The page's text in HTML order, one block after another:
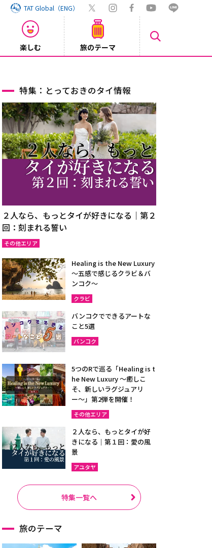
TAT Global（ENG）
楽しむ 旅のテーマ
特集：とっておきのタイ情報
２人なら、もっとタイが好きになる｜第２
回：刻まれる誓い
その他エリア
Healing is the New Luxury
～五感で感じるクラビ＆バ
ンコク～
クラビ
バンコクでできるアートな
こと5選
バンコク
5つのRで巡る「Healing is t
he New Luxury ～癒しこ
そ、新しいラグジュアリ
ー〜」第2弾を開催！
その他エリア
２人なら、もっとタイが好
きになる｜第１回：愛の風
景
アユタヤ
特集一覧へ
旅のテーマ